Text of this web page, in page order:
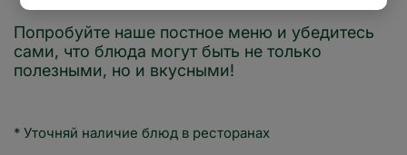
Санкт-Петербург Северодвинск
Серов Смоленск
Ставрополь Сургут
Попробуйте наше постное меню и убедитесь
сами, что блюда могут быть не только
полезными, но и вкусными!
* Уточняй наличие блюд в ресторанах